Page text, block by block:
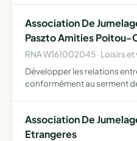
Association De
Paszto Amities
RNA W161002045 · Loisirs
Développer les relations
conformément au serment
respec…
Association De
Etrangeres